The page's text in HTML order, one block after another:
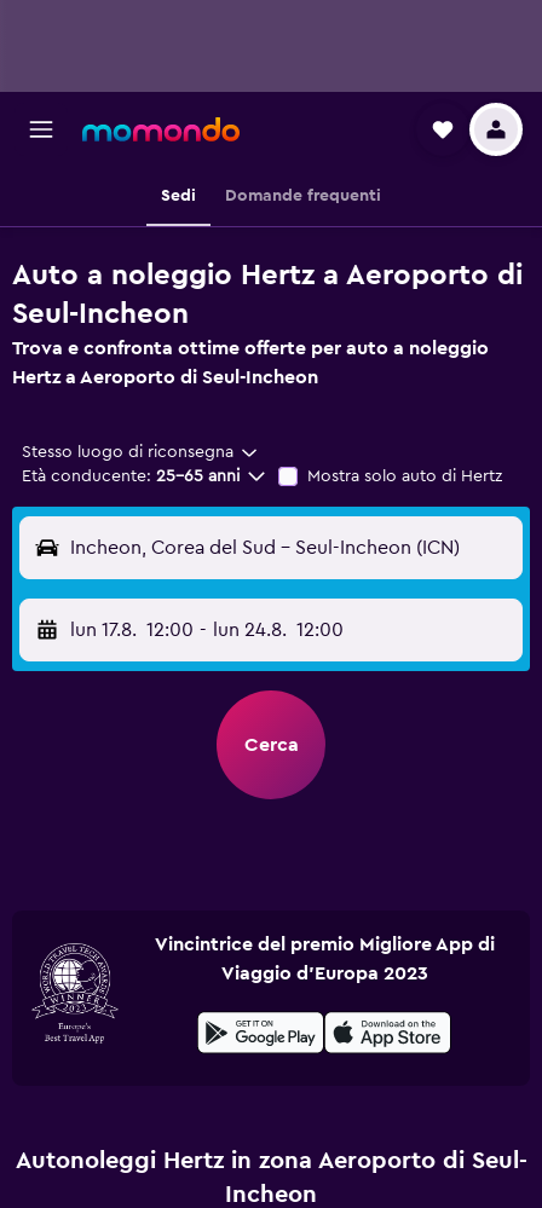
Sedi Domande frequenti
Auto a noleggio Hertz a Aeroporto di
Seul-Incheon
Trova e confronta ottime offerte per auto a noleggio
Hertz a Aeroporto di Seul-Incheon
Stesso luogo di riconsegna
Età conducente: 25-65 anni Mostra solo auto di Hertz
Incheon, Corea del Sud - Seul-Incheon (ICN)
lun 17.8. 12:00 - lun 24.8. 12:00
Cerca
Vincintrice del premio Migliore App di
Viaggio d'Europa 2023
Autonoleggi Hertz in zona Aeroporto di Seul-
Incheon